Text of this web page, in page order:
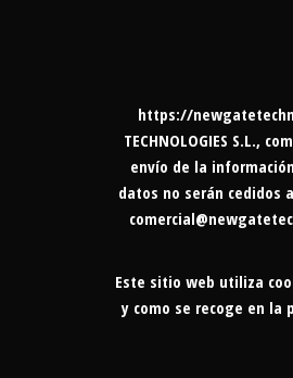
https://
TECHNOLOGIES
envío de la
datos no serán cedidos
Este sitio web utiliza
y como se recoge en la